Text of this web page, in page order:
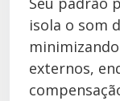
isola o som
externos,